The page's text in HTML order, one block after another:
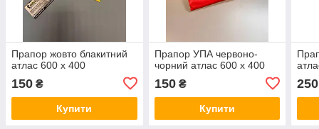
Прапор жовто блакитний
атлас 600 х 400
150 ₴
Купити
Прапор УПА червоно-
чорний атлас 600 х 400
150₴
Купити
250